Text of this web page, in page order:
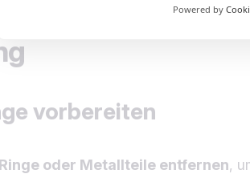
zur
vorbereiten
oder Metallteile entfernen,
Powered by